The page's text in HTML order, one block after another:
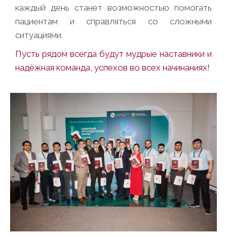
каждый день станет возможностью помогать
пациентам и справляться со сложными
ситуациями.
Пусть рядом всегда будут мудрые наставники и
надёжная команда, успехов во всех начинаниях!